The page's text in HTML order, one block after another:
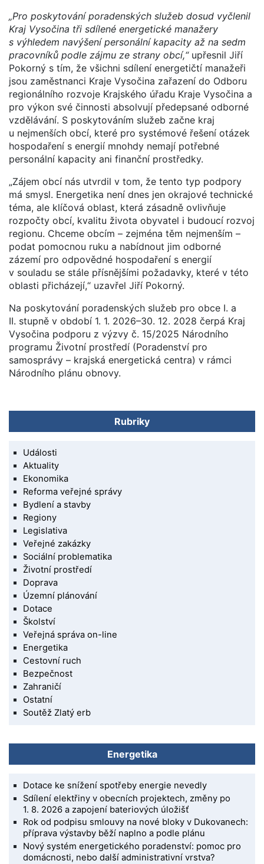
„Pro poskytování poradenských služeb dosud vyčlenil
Kraj Vysočina tři sdílené energetické manažery
s výhledem navýšení personální kapacity až na sedm
pracovníků podle zájmu ze strany obcí,“upřesnil Jiří
Pokorný s tím, že všichni sdílení energetičtí manažeři
jsou zaměstnanci Kraje Vysočina zařazení do Odboru
regionálního rozvoje Krajského úřadu Kraje Vysočina a
pro výkon své činnosti absolvují předepsané odborné
vzdělávání. S poskytováním služeb začne kraj
u nejmenších obcí, které pro systémové řešení otázek
hospodaření s energií mnohdy nemají potřebné
personální kapacity ani finanční prostředky.
„Zájem obcí nás utvrdil v tom, že tento typ podpory
má smysl. Energetika není dnes jen okrajové technické
téma, ale klíčová oblast, která zásadně ovlivňuje
rozpočty obcí, kvalitu života obyvatel i budoucí rozvoj
regionu. Chceme obcím – zejména těm nejmenším –
podat pomocnou ruku a nabídnout jim odborné
zázemí pro odpovědné hospodaření s energií
v souladu se stále přísnějšími požadavky, které v této
oblasti přicházejí,“ uzavřel Jiří Pokorný.
Na poskytování poradenských služeb pro obce I. a
II. stupně v období 1. 1. 2026–30. 12. 2028 čerpá Kraj
Vysočina podporu z výzvy č. 15/2025 Národního
programu Životní prostředí (Poradenství pro
samosprávy – krajská energetická centra) v rámci
Národního plánu obnovy.
Rubriky
Události
Aktuality
Ekonomika
Reforma veřejné správy
Bydlení a stavby
Regiony
Legislativa
Veřejné zakázky
Sociální problematika
Životní prostředí
Doprava
Územní plánování
Dotace
Školství
Veřejná správa on-line
Energetika
Cestovní ruch
Bezpečnost
Zahraničí
Ostatní
Soutěž Zlatý erb
Energetika
Dotace ke snížení spotřeby energie nevedly
Sdílení elektřiny v obecních projektech, změny po
1. 8. 2026 a zapojení bateriových úložišť
Rok od podpisu smlouvy na nové bloky v Dukovanech:
příprava výstavby běží naplno a podle plánu
Nový systém energetického poradenství: pomoc pro
domácnosti, nebo další administrativní vrstva?